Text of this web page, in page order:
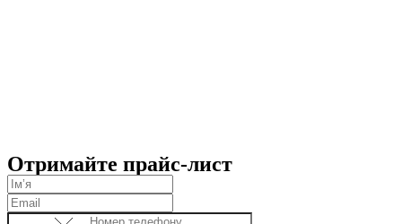
Отримайте прайс-лист